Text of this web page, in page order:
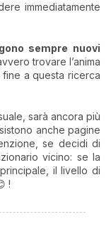
immediatamente
sempre nuovi
trovare l’anima
a questa ricerca
sarà ancora più
anche pagine
se decidi di
vicino: se la
il livello di
!